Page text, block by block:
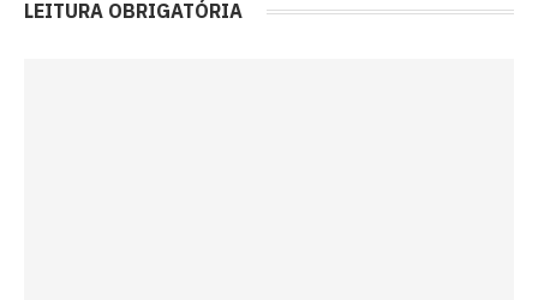
LEITURA OBRIGATÓRIA